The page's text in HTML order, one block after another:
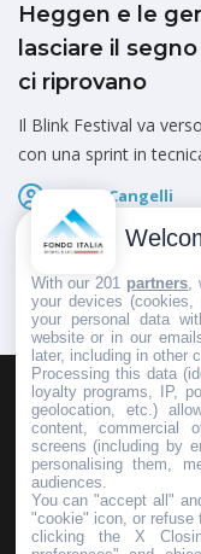
Heggen e le
lasciare il
ci riprovano
Il Blink Festival va
con una sprint in
Marco Cangelli
Pubblicato il
HOMEPAGEREDAZIONE
PUBBLICITÀSCRIVI AL
With our 201 partners
your devices
your personal data
website or in our
later, including in other
Processing this data
loyalty programs, IP,
geolocation, etc.)
content, commercial
screens (including by
personalising them,
audiences.
You can "accept all"
"cookie" icon, or
clicking the X